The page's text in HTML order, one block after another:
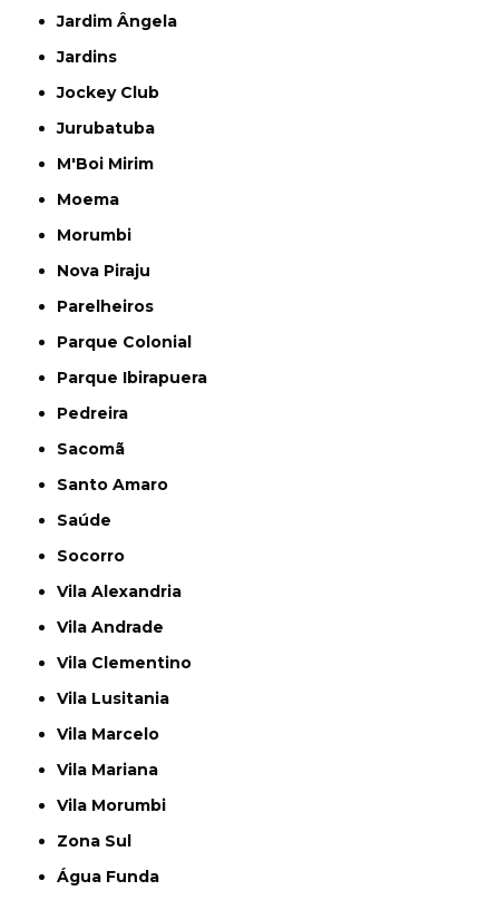
Jardim Ângela
Jardins
Jockey Club
Jurubatuba
M'Boi Mirim
Moema
Morumbi
Nova Piraju
Parelheiros
Parque Colonial
Parque Ibirapuera
Pedreira
Sacomã
Santo Amaro
Saúde
Socorro
Vila Alexandria
Vila Andrade
Vila Clementino
Vila Lusitania
Vila Marcelo
Vila Mariana
Vila Morumbi
Zona Sul
Água Funda